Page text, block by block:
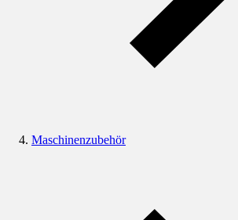
Maschinenzubehör